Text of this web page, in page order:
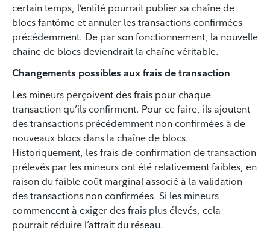
certain temps, l’entité pourrait publier sa chaîne de
blocs fantôme et annuler les transactions confirmées
précédemment. De par son fonctionnement, la nouvelle
chaîne de blocs deviendrait la chaîne véritable.
Changements possibles aux frais de transaction
Les mineurs perçoivent des frais pour chaque
transaction qu’ils confirment. Pour ce faire, ils ajoutent
des transactions précédemment non confirmées à de
nouveaux blocs dans la chaîne de blocs.
Historiquement, les frais de confirmation de transaction
prélevés par les mineurs ont été relativement faibles, en
raison du faible coût marginal associé à la validation
des transactions non confirmées. Si les mineurs
commencent à exiger des frais plus élevés, cela
pourrait réduire l’attrait du réseau.